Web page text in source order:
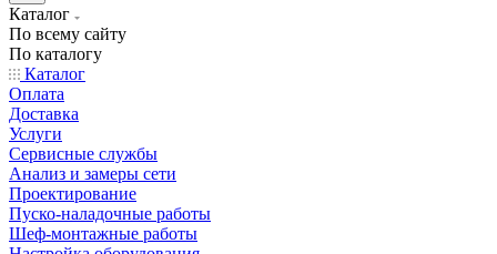
Каталог
По всему сайту
По каталогу
Каталог
Оплата
Доставка
Услуги
Сервисные службы
Анализ и замеры сети
Проектирование
Пуско-наладочные работы
Шеф-монтажные работы